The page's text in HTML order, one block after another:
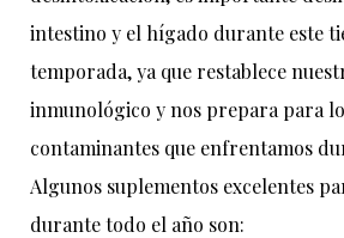
intestino y el hígado durante este
temporada, ya que restablece
inmunológico y nos prepara para
contaminantes que enfrentamos
Algunos suplementos excelentes
durante todo el año son: